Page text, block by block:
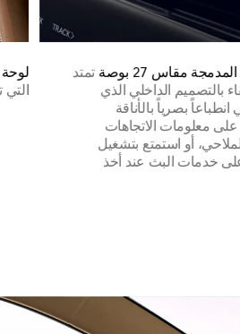
تمتد
بالتصميم الداخلي الذي
بصرياً بالأناقة
على معلومات الاتجاهات
أو استمتع بتشغيل
خدمات البث عند أخذ